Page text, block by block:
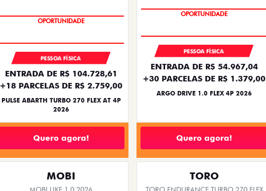
TAXA ZERO
PESSOA FÍSICA
ENTRADA DE R$ 104.728,61
+18 PARCELAS DE R$ 2.759,00
PULSE ABARTH TURBO 270 FLEX AT 4P
2026
Quero agora!
BÔNUS DE 6 MIL REAIS
PESSOA FÍSICA
ENTRADA DE R$ 54.967,04
+30 PARCELAS DE R$ 1.379,00
ARGO DRIVE 1.0 FLEX 4P 2026
Quero agora!
MOBI TORO